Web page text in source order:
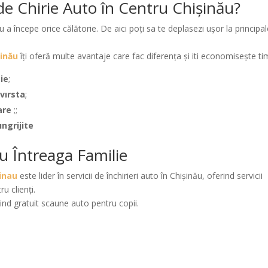
Chirie Auto în Centru Chișinău?
a începe orice călătorie. De aici poți sa te deplasezi ușor la
îți oferă multe avantaje care fac diferența şi iti economiseşte
;
;
;;
Întreaga Familie
este lider în servicii de închirieri auto în Chișinău, oferind servicii
clienți.
gratuit scaune auto pentru copii.